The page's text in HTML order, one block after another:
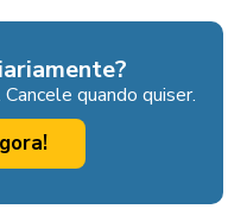
quando quiser.